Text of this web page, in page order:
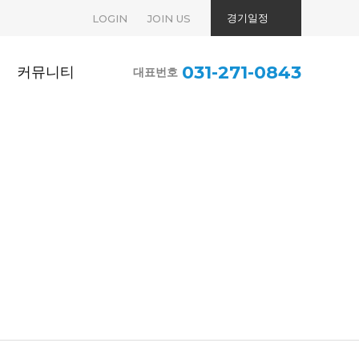
LOGIN JOIN US 경기일정
커뮤니티 대표번호 031-271-0843